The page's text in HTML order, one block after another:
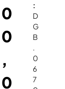
0
0
,
0
:
D
G
B
.
0
6
7